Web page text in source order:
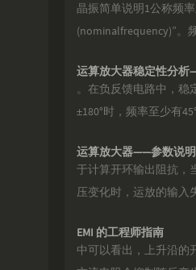
晶振简单说明1公称频
(nominalfrequency)”。
运算放大器稳定性分
。在负反馈电路中，稳
±180°时，频率至少有
运算放大器——参数说明
于计算开环输出阻抗，
压变化时，运放的输入
EMI 的工程师指南
中可以看出，上升沿的